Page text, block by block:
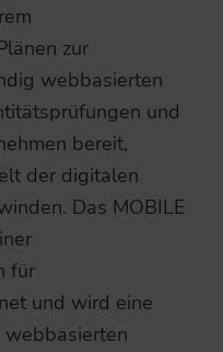
zur
webbasierten
und
bereit,
der digitalen
Das MOBILE
für
und wird eine
webbasierten